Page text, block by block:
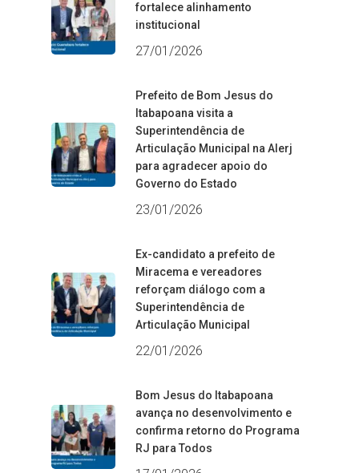
fortalece alinhamento
institucional
27/01/2026
Prefeito de Bom Jesus do
Itabapoana visita a
Superintendência de
Articulação Municipal na Alerj
para agradecer apoio do
Governo do Estado
23/01/2026
Ex-candidato a prefeito de
Miracema e vereadores
reforçam diálogo com a
Superintendência de
Articulação Municipal
22/01/2026
Bom Jesus do Itabapoana
avança no desenvolvimento e
confirma retorno do Programa
RJ para Todos